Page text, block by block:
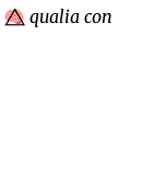
🧠⃤ qualia con